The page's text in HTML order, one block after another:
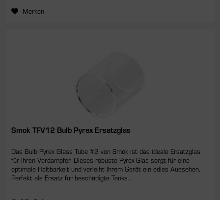
Merken
Smok TFV12 Bulb Pyrex Ersatzglas
Das Bulb Pyrex Glass Tube #2 von Smok ist das ideale Ersatzglas
für Ihren Verdampfer. Dieses robuste Pyrex-Glas sorgt für eine
optimale Haltbarkeit und verleiht Ihrem Gerät ein edles Aussehen.
Perfekt als Ersatz für beschädigte Tanks...